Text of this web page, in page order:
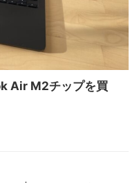
Air M2チップを買